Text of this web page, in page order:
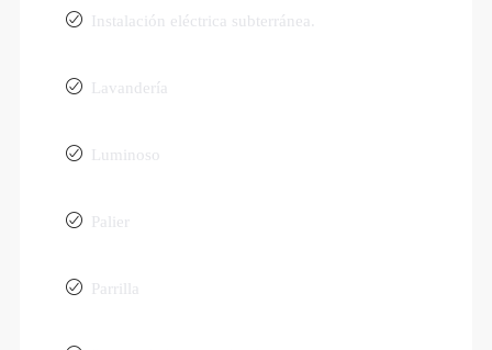
Instalación eléctrica subterránea.
Lavandería
Luminoso
Palier
Parrilla